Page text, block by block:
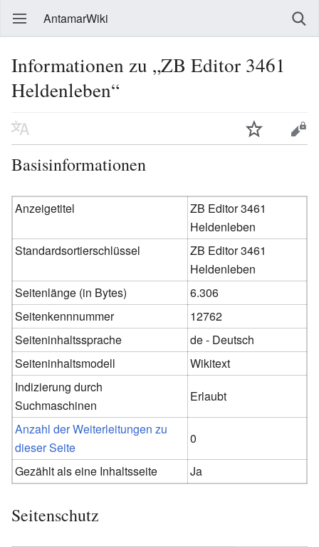
AntamarWiki
Informationen zu „ZB Editor 3461
Heldenleben“
Basisinformationen
Anzeigetitel
ZB Editor 3461
Heldenleben
Standardsortierschlüssel
ZB Editor 3461
Heldenleben
Seitenlänge (in Bytes)
6.306
Seitenkennnummer
12762
Seiteninhaltssprache
de - Deutsch
Seiteninhaltsmodell
Wikitext
Indizierung durch
Suchmaschinen
Erlaubt
Anzahl der Weiterleitungen zu
dieser Seite
0
Gezählt als eine Inhaltsseite
Ja
Seitenschutz